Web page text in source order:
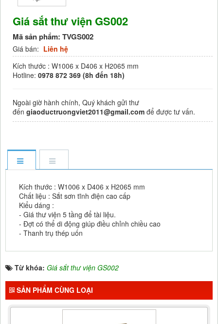
Giá sắt thư viện GS002
Mã sản phẩm: TVGS002
Giá bán: Liên hệ
Kích thước : W1006 x D406 x H2065 mm
Hotline: 0978 872 369 (8h đến 18h)
Ngoài giờ hành chính, Quý khách gửi thư
đến giaoductruongviet2011@gmail.com để được tư vấn.
Kích thước : W1006 x D406 x H2065 mm
Chất liệu : Sắt sơn tĩnh điện cao cấp
Kiểu dáng :
- Giá thư viện 5 tầng để tài liệu.
- Đợt có thể di động giúp điều chỉnh chiều cao
- Thanh trụ thép uốn
Từ khóa: Giá sắt thư viện GS002
SẢN PHẨM CÙNG LOẠI